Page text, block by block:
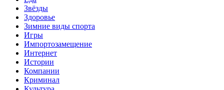
Звёзды
Здоровье
Зимние виды спорта
Игры
Импортозамещение
Интернет
Истории
Компании
Криминал